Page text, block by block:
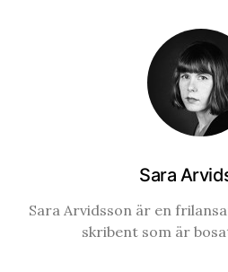
Sara
Sara Arvidsson är en
skribent som är